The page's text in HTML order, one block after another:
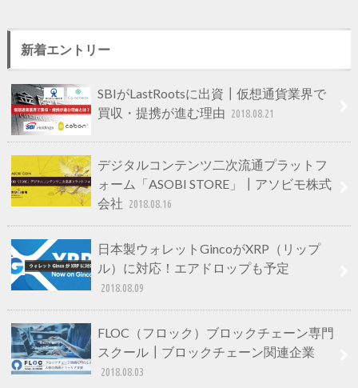
新着エントリー
SBIがLastRootsに出資┃仮想通貨業界で
買収・提携が進む理由 2018.08.21
デジタルコンテンツ二次流通プラットフ
ォーム「ASOBI STORE」┃アソビモ株式
会社 2018.08.16
日本製ウォレットGincoがXRP（リップ
ル）に対応！エアドロップも予定
2018.08.09
FLOC（フロック）ブロックチェーン専門
スクール┃ブロックチェーン関連企業
2018.08.03